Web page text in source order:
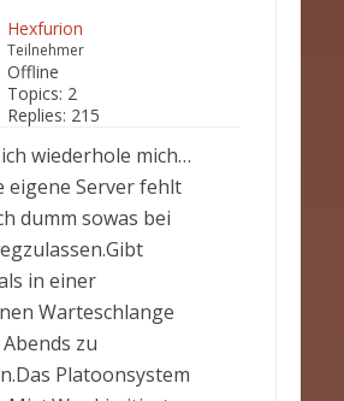
Hexfurion
Teilnehmer
Offline
Topics: 2
Replies: 215
wiederhole mich…
eigene Server fehlt
dumm sowas bei
in einer
Warteschlange
zu
Platoonsystem